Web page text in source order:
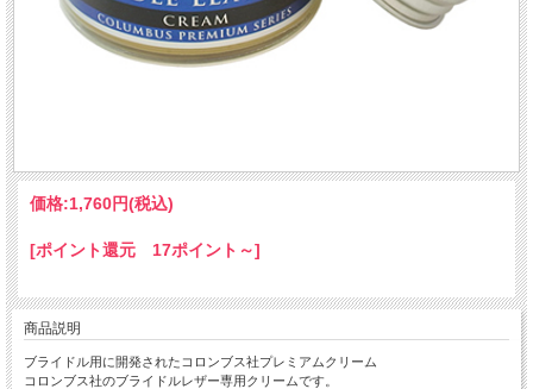
価格:1,760円(税込)
[ポイント還元 17ポイント～]
商品説明
ブライドル用に開発されたコロンブス社プレミアムクリーム
コロンブス社のブライドルレザー専用クリームです。